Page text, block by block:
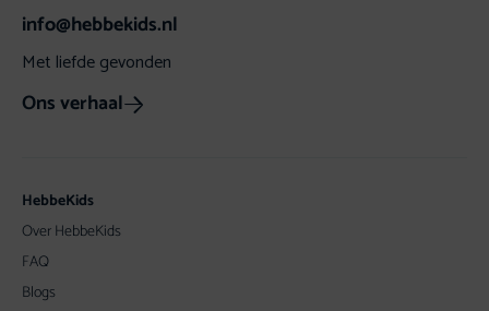
info@hebbekids.nl
Met liefde gevonden
Ons verhaal
HebbeKids
Over HebbeKids
FAQ
Blogs